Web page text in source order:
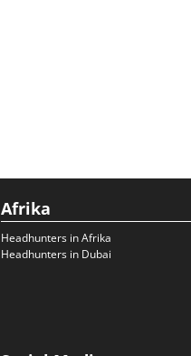
Afrika
Headhunters in Afrika
Headhunters in Dubai